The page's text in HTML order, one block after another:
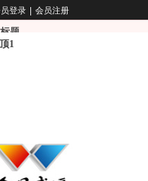
标题
顶1
登录 会员注册